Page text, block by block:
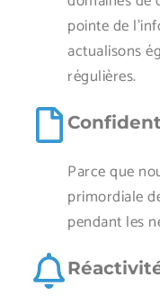
pointe de
actualisons
régulières.
Parce que
primordiale
pendant les